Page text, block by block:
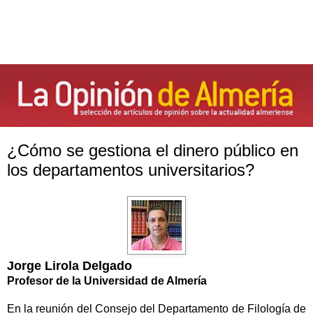
¿Cómo se gestiona el dinero público en
los departamentos universitarios?
Jorge Lirola Delgado
Profesor de la Universidad de Almería
En la reunión del Consejo del Departamento de Filología de